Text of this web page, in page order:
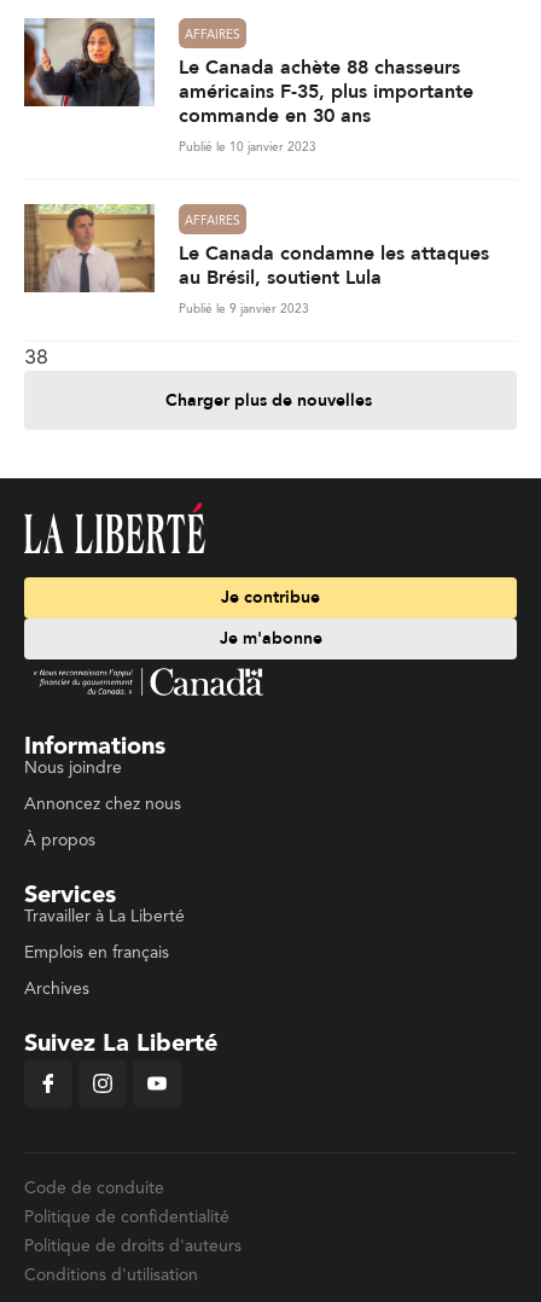
AFFAIRES
Le Canada achète 88 chasseurs
américains F-35, plus importante
commande en 30 ans
Publié le 10 janvier 2023
AFFAIRES
Le Canada condamne les attaques
au Brésil, soutient Lula
Publié le 9 janvier 2023
38
Charger plus de nouvelles
Je contribue
Je m'abonne
Informations
Nous joindre
Annoncez chez nous
À propos
Services
Travailler à La Liberté
Emplois en français
Archives
Suivez La Liberté
Code de conduite
Politique de confidentialité
Politique de droits d'auteurs
Conditions d'utilisation